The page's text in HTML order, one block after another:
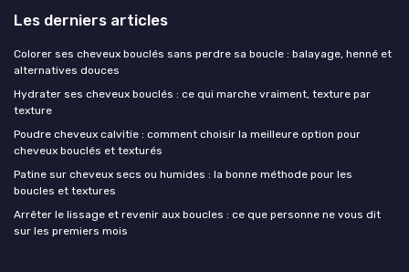
Les derniers articles
Colorer ses cheveux bouclés sans perdre sa boucle : balayage, henné et
alternatives douces
Hydrater ses cheveux bouclés : ce qui marche vraiment, texture par
texture
Poudre cheveux calvitie : comment choisir la meilleure option pour
cheveux bouclés et texturés
Patine sur cheveux secs ou humides : la bonne méthode pour les
boucles et textures
Arrêter le lissage et revenir aux boucles : ce que personne ne vous dit
sur les premiers mois